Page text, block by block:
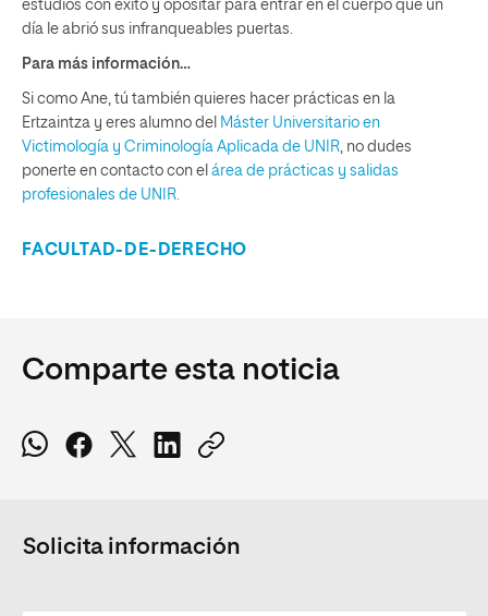
estudios con éxito y opositar para entrar en el cuerpo que un
día le abrió sus infranqueables puertas.
Para más información…
Si como Ane, tú también quieres hacer prácticas en la
Ertzaintza y eres alumno del Máster Universitario en
Victimología y Criminología Aplicada de UNIR, no dudes
ponerte en contacto con el área de prácticas y salidas
profesionales de UNIR.
FACULTAD-DE-DERECHO
Comparte esta noticia
Solicita información